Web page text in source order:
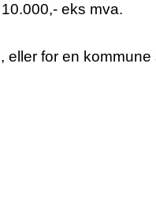
eks mva.
for en